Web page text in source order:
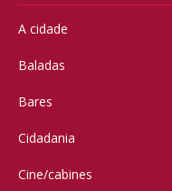
A cidade
Baladas
Bares
Cidadania
Cine/cabines